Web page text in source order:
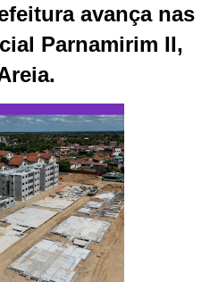
avança nas
Parnamirim II,